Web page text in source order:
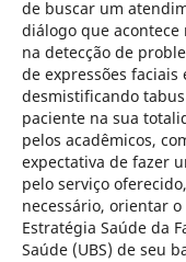
de buscar um
diálogo que
na detecção de
de expressões faciais
desmistificando
paciente na sua
pelos acadêmicos,
expectativa de fazer
pelo serviço
necessário, orientar
Estratégia Saúde da
Saúde (UBS) de seu